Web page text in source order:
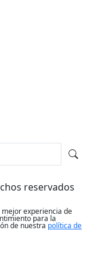
reservados
experiencia de
para la
de nuestra política de